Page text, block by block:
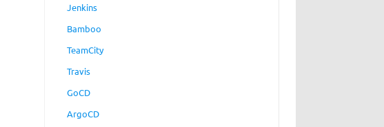
Jenkins
Bamboo
TeamCity
Travis
GoCD
ArgoCD